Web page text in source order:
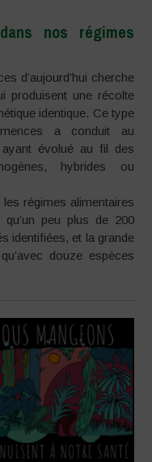
nos régimes
d’aujourd’hui cherche
produisent une récolte
identique. Ce type
a conduit au
évolué au fil des
hybrides ou
régimes alimentaires
peu plus de 200
identifiées, et la grande
douze espèces